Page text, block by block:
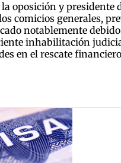
oposición y
comicios generales,
notablemente
inhabilitación
en el rescate